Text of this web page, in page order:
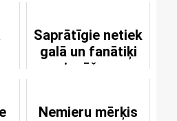
Saprātīgie netiek
galā un fanātiķi
izgāžas
Nemieru mērķis